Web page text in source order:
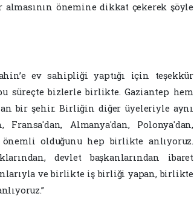
önemine dikkat çekerek şöyle
ev sahipliği yaptığı için teşekkür
süreçte bizlerle birlikte. Gaziantep hem
bir şehir. Birliğin diğer üyeleriyle aynı
Almanya'dan, Polonya'dan,
önemli olduğunu hep birlikte anlıyoruz.
devlet başkanlarından ibaret
ve birlikte iş birliği yapan, birlikte